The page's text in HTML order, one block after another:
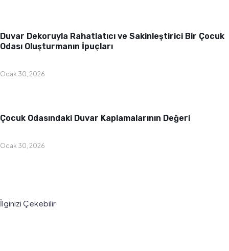
Duvar Dekoruyla Rahatlatıcı ve Sakinleştirici Bir Çocuk
Odası Oluşturmanın İpuçları
Ocak 30, 2026
Çocuk Odasındaki Duvar Kaplamalarının Değeri
Ocak 30, 2026
İlginizi Çekebilir